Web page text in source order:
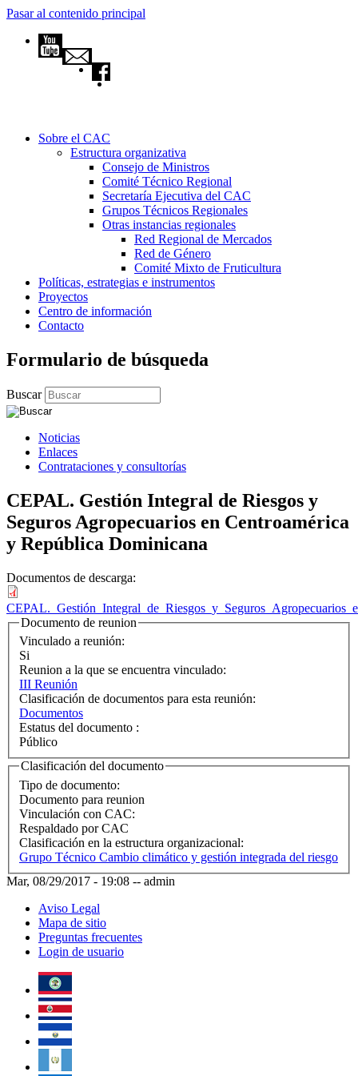
Pasar al contenido principal
Sobre el CAC
Estructura organizativa
Consejo de Ministros
Comité Técnico Regional
Secretaría Ejecutiva del CAC
Grupos Técnicos Regionales
Otras instancias regionales
Red Regional de Mercados
Red de Género
Comité Mixto de Fruticultura
Políticas, estrategias e instrumentos
Proyectos
Centro de información
Contacto
Formulario de búsqueda
Buscar
Noticias
Enlaces
Contrataciones y consultorías
CEPAL. Gestión Integral de Riesgos y
Seguros Agropecuarios en Centroamérica
y República Dominicana
Documentos de descarga:
Documento de reunion
Vinculado a reunión:
Si
Reunion a la que se encuentra vinculado:
III Reunión
Clasificación de documentos para esta reunión:
Documentos
Estatus del documento :
Público
Clasificación del documento
Tipo de documento:
Documento para reunion
Vinculación con CAC:
Respaldado por CAC
Clasificación en la estructura organizacional:
Grupo Técnico Cambio climático y gestión integrada del riesgo
Mar, 08/29/2017 - 19:08 -- admin
Aviso Legal
Mapa de sitio
Preguntas frecuentes
Login de usuario